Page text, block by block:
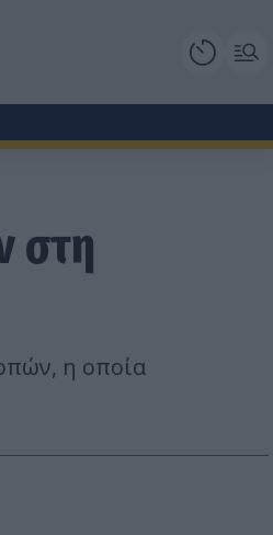
στη
η οποία